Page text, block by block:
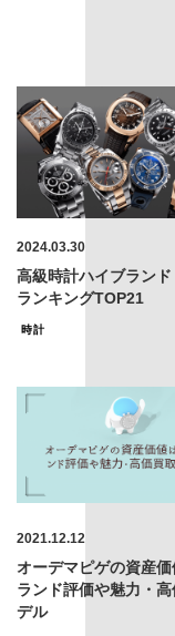
2024.03.30
高級時計ハイブラン
ランキングTOP21
時計
2021.12.12
オーデマピゲの資産
ランド評価や魅力・
デル